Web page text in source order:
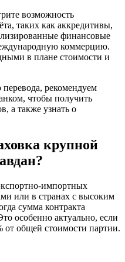
возможность
таких как аккредитивы,
финансовые
коммерцию.
в плане стоимости и
рекомендуем
чтобы получить
а также узнать о
крупной
импортных
или в странах с высоким
сумма контракта
особенно актуально, если
от общей стоимости партии.